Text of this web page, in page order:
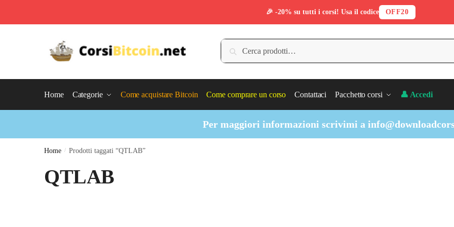
Cerca:
Cerca
Home Categorie Come acquistare Bitcoin Come comprare un corso Contattaci Pacchetto corsi 👤 Accedi
Per maggiori informazioni scrivimi a
Home / Prodotti taggati “QTLAB”
QTLAB
🎉 -20% su tutti i corsi! Usa il codice OFF20